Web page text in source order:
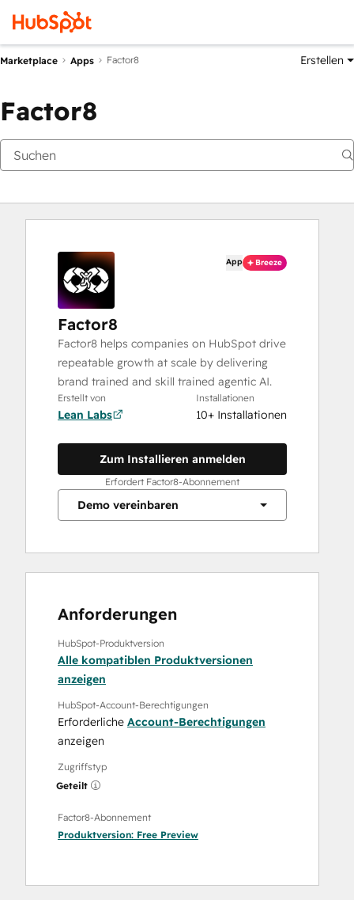
Marketplace Apps Factor8 Erstellen
Factor8
App Breeze
Factor8
Factor8 helps companies on HubSpot drive
repeatable growth at scale by delivering
brand trained and skill trained agentic AI.
Erstellt von
Lean Labs
Installationen
10+ Installationen
Zum Installieren anmelden
Erfordert Factor8-Abonnement
Demo vereinbaren
Anforderungen
HubSpot-Produktversion
Alle kompatiblen Produktversionen
anzeigen
HubSpot-Account-Berechtigungen
Erforderliche Account-Berechtigungen
anzeigen
Zugriffstyp
Geteilt
Factor8-Abonnement
Produktversion: Free Preview